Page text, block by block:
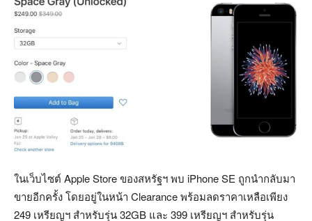
ในเว็บไซต์ Apple Store ของสหรัฐฯ พบ iPhone SE ถูกนำกลับมา
ขายอีกครั้ง โดยอยู่ในหน้า Clearance พร้อมลดราคาเหลือเพียง
249 เหรียญฯ สำหรับรุ่น 32GB และ 399 เหรียญฯ สำหรับรุ่น